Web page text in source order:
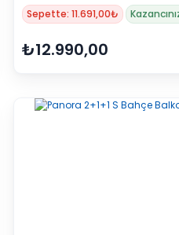
Sepette: 11.691,00₺
₺12.990,00